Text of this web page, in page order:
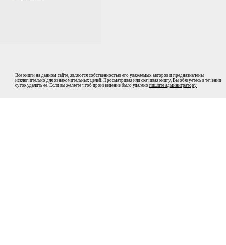
Все книги на данном сайте, являются собственностью его уважаемых авторов и предназначены
исключительно для ознакомительных целей. Просматривая или скачивая книгу, Вы обязуетесь в течении
суток удалить ее. Если вы желаете чтоб произведение было удалено пишите админитратору